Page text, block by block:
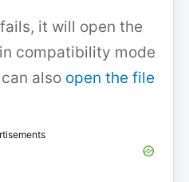
it will open the
compatibility mode
also open the file